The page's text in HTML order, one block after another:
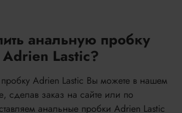
анальную пробку
Adrien Lastic?
Adrien Lastic Вы можете в нашем
сделав заказ на сайте или по
анальные пробки Adrien Lastic